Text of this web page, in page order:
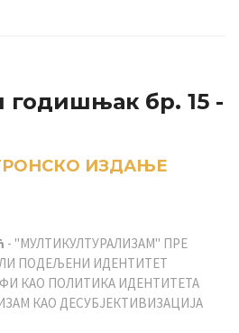
бр. 15 -
ИЗДАЊЕ
- "МУЛТИКУЛТУРАЛИЗАМ" ПРЕ
ПОДЕЉЕНИ ИДЕНТИТЕТ
КАО ПОЛИТИКА ИДЕНТИТЕТА
КАО ДЕСУБЈЕКТИВИЗАЦИЈА